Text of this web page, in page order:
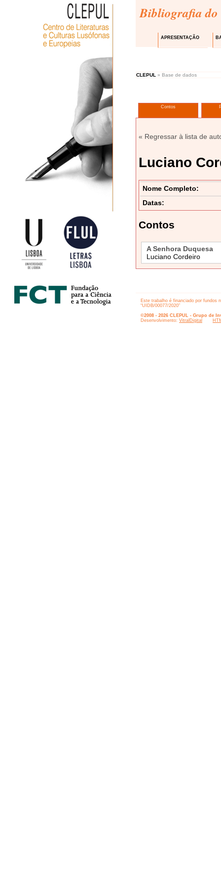
Bibliografia do
APRESENTAÇÃO
CLEPUL » Base de dados
Contos
« Regressar à lista de
Luciano
Nome Completo:
Datas:
Contos
A Senhora Duquesa
Luciano Cordeiro
Este trabalho é financiado por fundos
“UIDB/00077/2020”
©2008 - 2026 CLEPUL - Grupo de
Desenvolvimento: VitralDigital